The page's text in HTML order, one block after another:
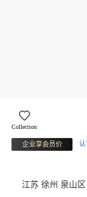
Collection
企业享会员价 认
江苏 徐州 泉山区